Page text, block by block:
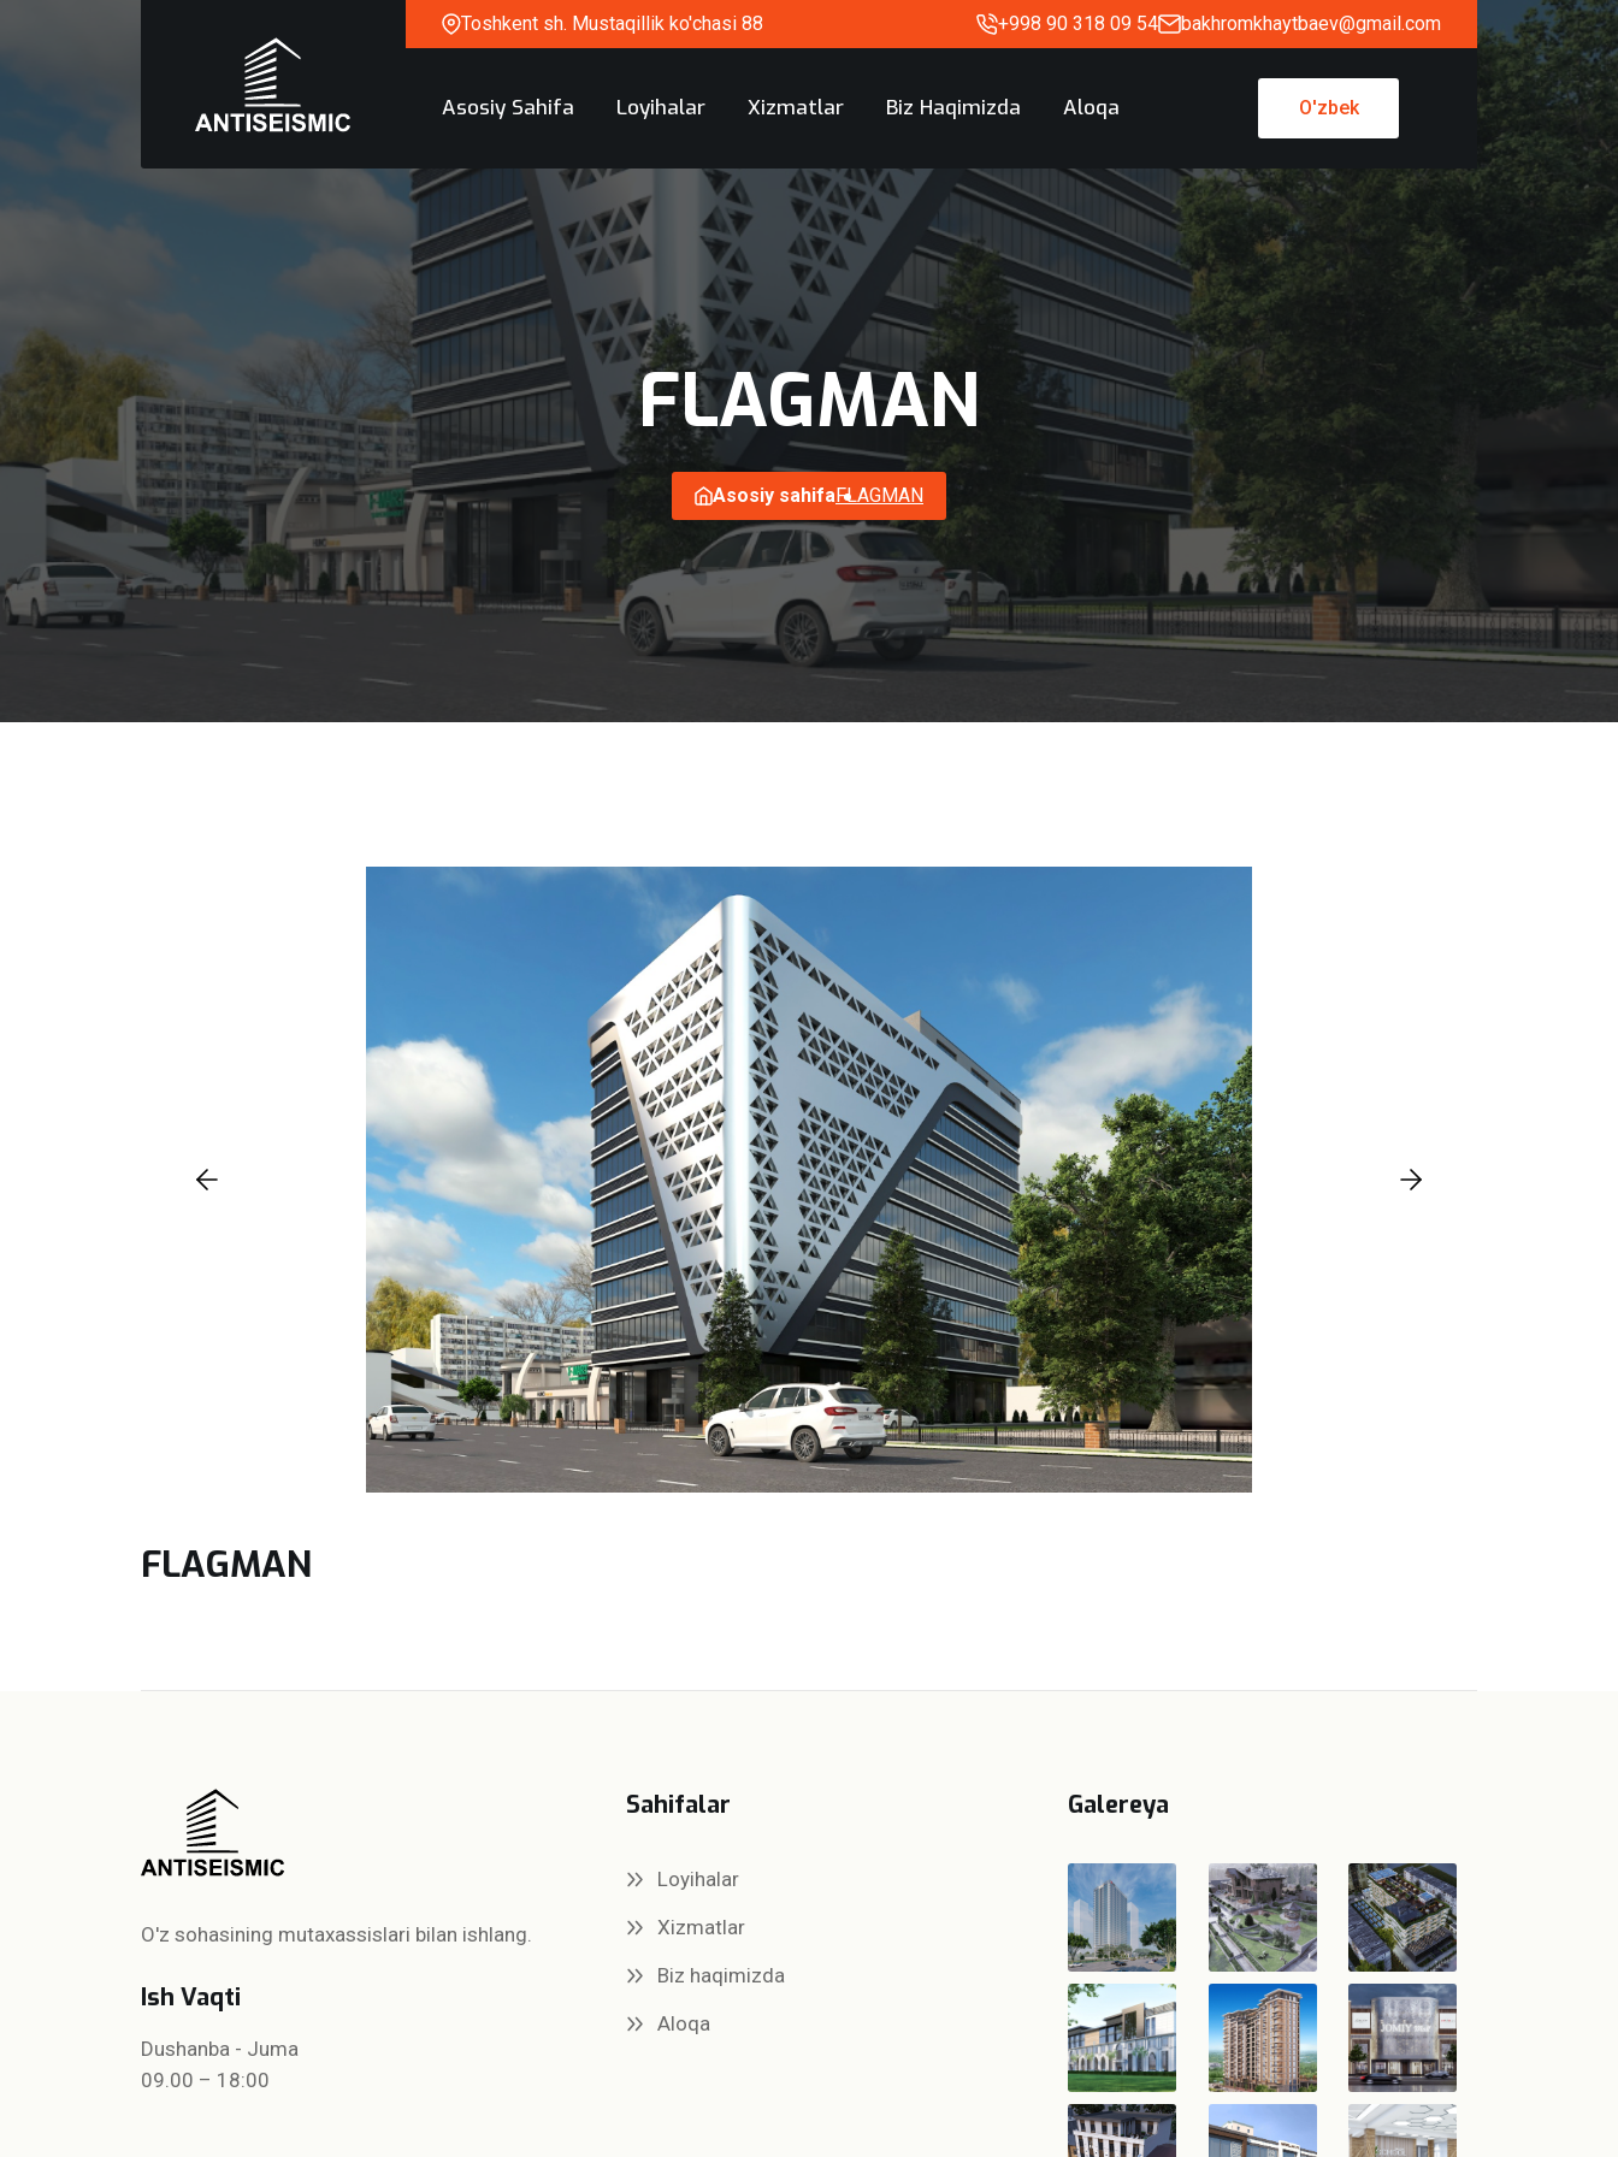
Toshkent sh. Mustaqillik ko'chasi 88 +998 90 318 09 54 bakhromkhaytbaev@gmail.com
Asosiy Sahifa Loyihalar Xizmatlar Biz Haqimizda Aloqa
O'zbek
O'zbek
FLAGMAN
Asosiy sahifaFLAGMAN
FLAGMAN
O'z sohasining mutaxassislari bilan ishlang.
Ish Vaqti
Dushanba - Juma
09.00 – 18:00
Sahifalar
Loyihalar
Xizmatlar
Biz haqimizda
Aloqa
Galereya